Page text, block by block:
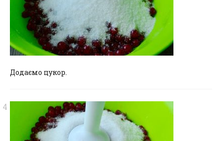
Додаємо цукор.